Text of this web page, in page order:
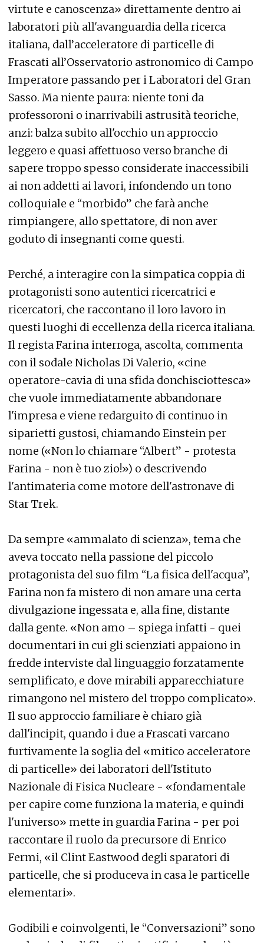
virtute e canoscenza» direttamente dentro ai
laboratori più all'avanguardia della ricerca
italiana, dall’acceleratore di particelle di
Frascati all’Osservatorio astronomico di Campo
Imperatore passando per i Laboratori del Gran
Sasso. Ma niente paura: niente toni da
professoroni o inarrivabili astrusità teoriche,
anzi: balza subito all'occhio un approccio
leggero e quasi affettuoso verso branche di
sapere troppo spesso considerate inaccessibili
ai non addetti ai lavori, infondendo un tono
colloquiale e “morbido” che farà anche
rimpiangere, allo spettatore, di non aver
goduto di insegnanti come questi.
Perché, a interagire con la simpatica coppia di
protagonisti sono autentici ricercatrici e
ricercatori, che raccontano il loro lavoro in
questi luoghi di eccellenza della ricerca italiana.
Il regista Farina interroga, ascolta, commenta
con il sodale Nicholas Di Valerio, «cine
operatore-cavia di una sfida donchisciottesca»
che vuole immediatamente abbandonare
l'impresa e viene redarguito di continuo in
siparietti gustosi, chiamando Einstein per
nome («Non lo chiamare “Albert” - protesta
Farina - non è tuo zio!») o descrivendo
l'antimateria come motore dell'astronave di
Star Trek.
Da sempre «ammalato di scienza», tema che
aveva toccato nella passione del piccolo
protagonista del suo film “La fisica dell'acqua”,
Farina non fa mistero di non amare una certa
divulgazione ingessata e, alla fine, distante
dalla gente. «Non amo – spiega infatti - quei
documentari in cui gli scienziati appaiono in
fredde interviste dal linguaggio forzatamente
semplificato, e dove mirabili apparecchiature
rimangono nel mistero del troppo complicato».
Il suo approccio familiare è chiaro già
dall'incipit, quando i due a Frascati varcano
furtivamente la soglia del «mitico acceleratore
di particelle» dei laboratori dell'Istituto
Nazionale di Fisica Nucleare - «fondamentale
per capire come funziona la materia, e quindi
l'universo» mette in guardia Farina - per poi
raccontare il ruolo da precursore di Enrico
Fermi, «il Clint Eastwood degli sparatori di
particelle, che si produceva in casa le particelle
elementari».
Godibili e coinvolgenti, le “Conversazioni” sono